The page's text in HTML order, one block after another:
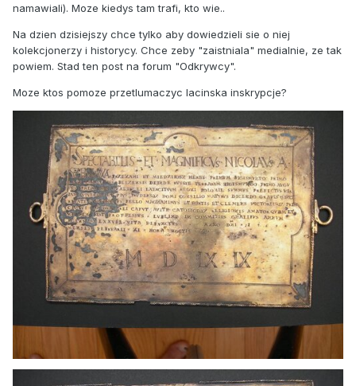
namawiali). Moze kiedys tam trafi, kto wie..
Na dzien dzisiejszy chce tylko aby dowiedzieli sie o niej
kolekcjonerzy i historycy. Chce zeby "zaistniala" medialnie, ze tak
powiem. Stad ten post na forum "Odkrywcy".
Moze ktos pomoze przetlumaczyc lacinska inskrypcje?